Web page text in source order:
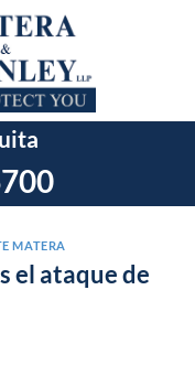
MATERA
el ataque de